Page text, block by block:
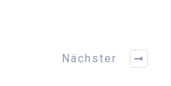
Nächster